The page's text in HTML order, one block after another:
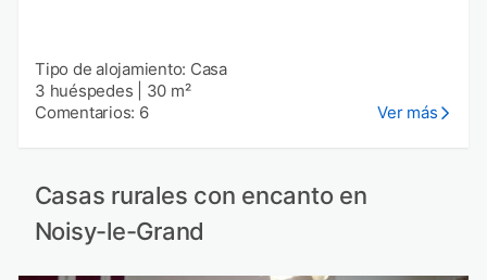
Tipo de alojamiento: Casa
3 huéspedes
30 m²
Comentarios: 6
Ver más
Casas rurales con encanto en
Noisy-le-Grand